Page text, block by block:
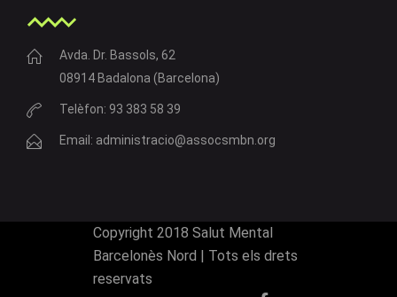
Avda. Dr. Bassols, 62
08914 Badalona (Barcelona)
Telèfon: 93 383 58 39
Email: administracio@assocsmbn.org
Copyright 2018 Salut Mental
Barcelonès Nord | Tots els drets
reservats